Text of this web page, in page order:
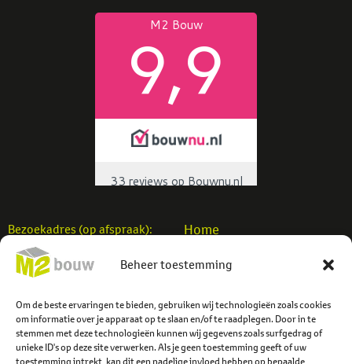
Beheer toestemming
Om de beste ervaringen te bieden, gebruiken wij technologieën zoals cookies
om informatie over je apparaat op te slaan en/of te raadplegen. Door in te
stemmen met deze technologieën kunnen wij gegevens zoals surfgedrag of
unieke ID's op deze site verwerken. Als je geen toestemming geeft of uw
toestemming intrekt, kan dit een nadelige invloed hebben op bepaalde
Bezoekadres (op afspraak):
M2 Bouw b.v.
Einsteinstraat 7
info@m2bouw.nl
Tel:0523-614779
Home
Utiliteitsbouw
Projecten
Contact